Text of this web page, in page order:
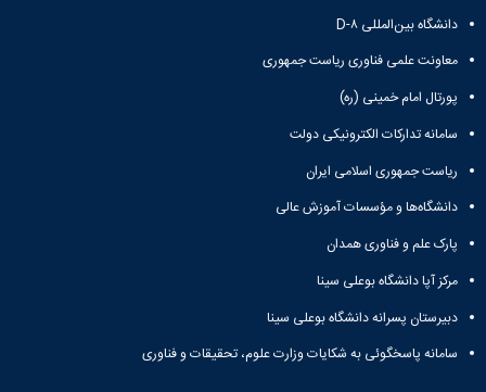
دانشگاه بین‌المللی D-۸
معاونت علمی فناوری ریاست جمهوری
پورتال امام خمینی (ره)
سامانه تدارکات الکترونیکی دولت
ریاست جمهوری اسلامی ایران
دانشگاه‌ها و مؤسسات آموزش عالی
پارک علم و فناوری همدان
مرکز آپا دانشگاه بوعلی سینا
دبیرستان پسرانه دانشگاه بوعلی سینا
سامانه پاسخگوئی به شکایات وزارت علوم، تحقیقات و فناوری